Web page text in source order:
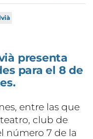
presenta
para el 8 de
entre las que
club de
número 7 de la